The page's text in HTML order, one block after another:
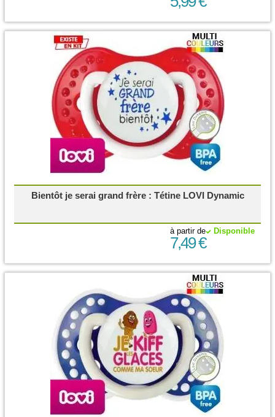
Bientôt je serai grand frère : Tétine LOVI Dynamic
Disponible
à partir de
7,49 €